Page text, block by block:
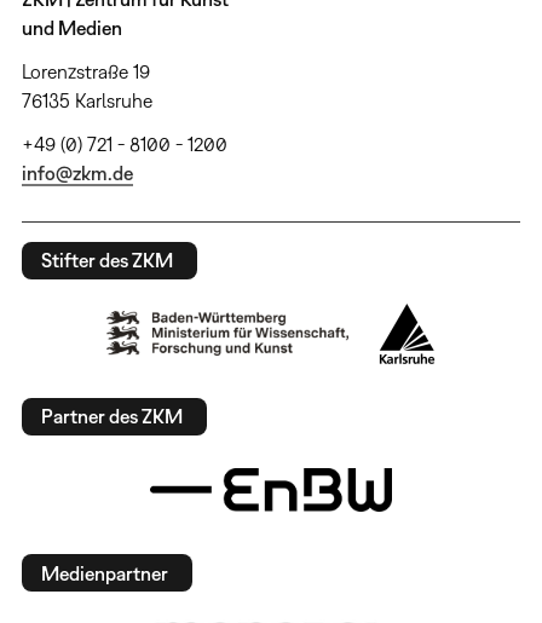
und Medien
Lorenzstraße 19
76135 Karlsruhe
+49 (0) 721 - 8100 - 1200
info@zkm.de
Stifter des ZKM
Partner des ZKM
Medienpartner